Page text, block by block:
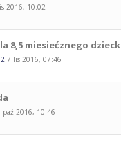
2016, 10:02
8,5 miesiećznego
7 lis 2016, 07:46
paź 2016, 10:46